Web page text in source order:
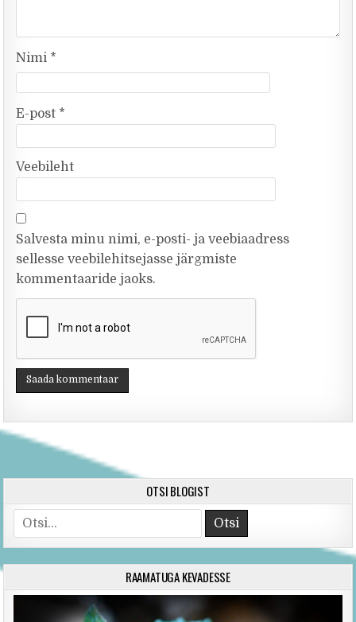
Nimi *
E-post *
Veebileht
Salvesta minu nimi, e-posti- ja veebiaadress
sellesse veebilehitsejasse järgmiste
kommentaaride jaoks.
OTSI BLOGIST
Search for:
RAAMATUGA KEVADESSE